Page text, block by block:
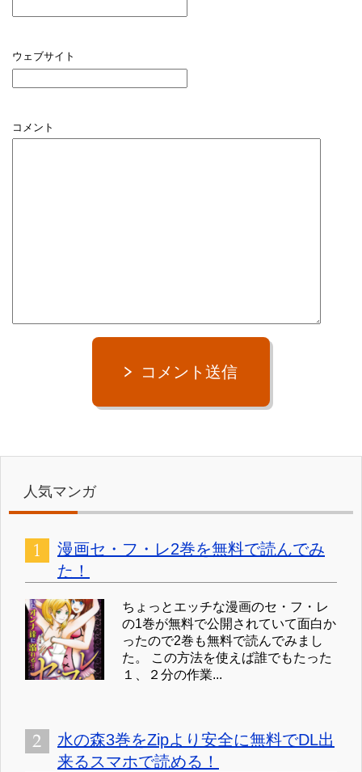
ウェブサイト
コメント
コメント送信
人気マンガ
漫画セ・フ・レ2巻を無料で読んでみ
た！
ちょっとエッチな漫画のセ・フ・レ
の1巻が無料で公開されていて面白か
ったので2巻も無料で読んでみまし
た。 この方法を使えば誰でもたった
１、２分の作業...
水の森3巻をZipより安全に無料でDL出
来るスマホで読める！